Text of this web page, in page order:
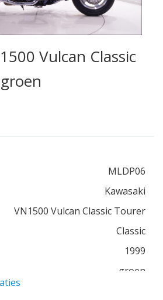
Vulcan Classic
MLDP06
Kawasaki
VN1500 Vulcan Classic Tourer
Classic
1999
groen